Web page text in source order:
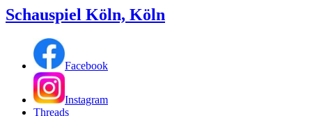
Schauspiel Köln, Köln
Facebook
Instagram
Threads